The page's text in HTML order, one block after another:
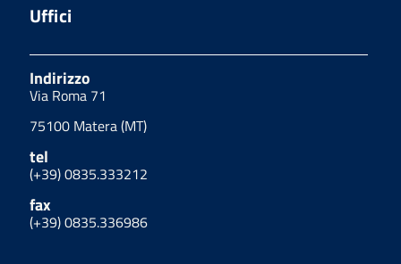
Uffici
Indirizzo
Via Roma 71
75100 Matera (MT)
tel
(+39) 0835.333212
fax
(+39) 0835.336986